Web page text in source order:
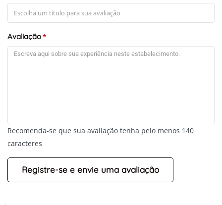
+-
Leaflet
Avaliação*
Recomenda-se que sua avaliação tenha pelo menos 140
caracteres